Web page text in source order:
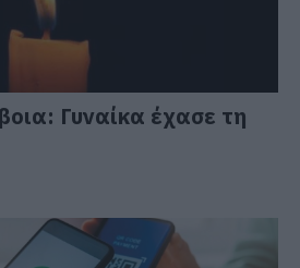
Γυναίκα έχασε τη